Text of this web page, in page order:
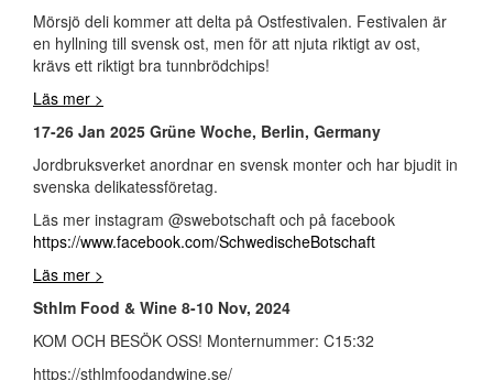
Mörsjö deli kommer att delta på Ostfestivalen. Festivalen är
en hyllning till svensk ost, men för att njuta riktigt av ost,
krävs ett riktigt bra tunnbrödchips!
Läs mer >
17-26 Jan 2025 Grüne Woche, Berlin, Germany
Jordbruksverket anordnar en svensk monter och har bjudit in
svenska delikatessföretag.
Läs mer instagram @swebotschaft och på facebook
https://www.facebook.com/SchwedischeBotschaft
Läs mer >
Sthlm Food & Wine 8-10 Nov, 2024
KOM OCH BESÖK OSS! Monternummer: C15:32
https://sthlmfoodandwine.se/